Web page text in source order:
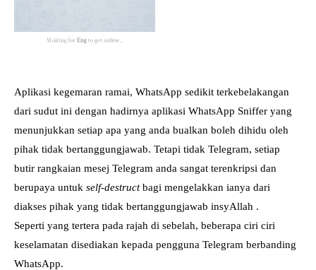
Aplikasi kegemaran ramai, WhatsApp sedikit terkebelakangan
dari sudut ini dengan hadirnya aplikasi WhatsApp Sniffer yang
menunjukkan setiap apa yang anda bualkan boleh dihidu oleh
pihak tidak bertanggungjawab. Tetapi tidak Telegram, setiap
butir rangkaian mesej Telegram anda sangat terenkripsi dan
berupaya untuk self-destructbagi mengelakkan ianya dari
diakses pihak yang tidak bertanggungjawab insyAllah .
Seperti yang tertera pada rajah di sebelah, beberapa ciri ciri
keselamatan disediakan kepada pengguna Telegram berbanding
WhatsApp.